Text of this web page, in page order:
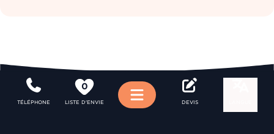
TÉLÉPHONE
0
LISTE D'ENVIE Menu DEVIS